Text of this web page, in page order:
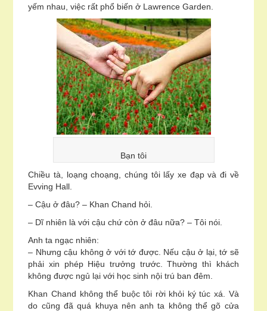
yếm nhau, việc rất phổ biến ở Lawrence Garden.
Bạn tôi
Chiều tà, loạng choạng, chúng tôi lấy xe đạp và đi về
Evving Hall.
– Cậu ở đâu? – Khan Chand hỏi.
– Dĩ nhiên là với cậu chứ còn ở đâu nữa? – Tôi nói.
Anh ta ngạc nhiên:
– Nhưng cậu không ở với tớ được. Nếu cậu ở lại, tớ sẽ
phải xin phép Hiệu trưởng trước. Thường thì khách
không được ngủ lại với học sinh nội trú ban đêm.
Khan Chand không thể buộc tôi rời khỏi ký túc xá. Và
do cũng đã quá khuya nên anh ta không thể gõ cửa